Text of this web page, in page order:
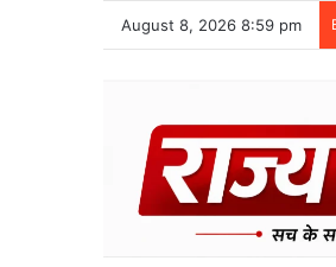
August 8, 2026 8:59 pm